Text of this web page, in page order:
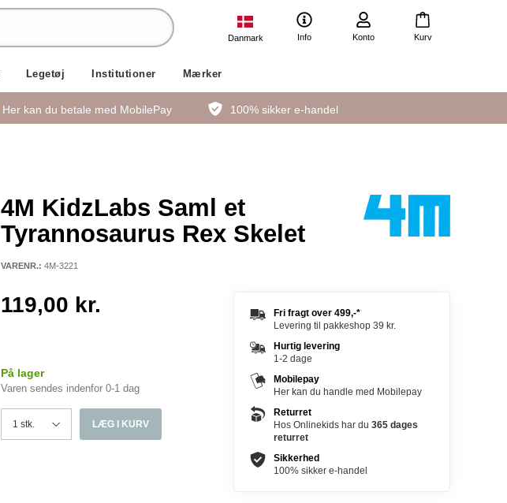
Danmark Info Konto Kurv
Legetøj Institutioner Mærker
Her kan du betale med MobilePay 100% sikker e-handel
4M KidzLabs Saml et
Tyrannosaurus Rex Skelet
VARENR.: 4M-3221
119,00 kr.
På lager
Varen sendes indenfor 0-1 dag
LÆG I KURV
Fri fragt over 499,-*
Levering til pakkeshop 39 kr.
Hurtig levering
1-2 dage
Mobilepay
Her kan du handle med Mobilepay
Returret
Hos Onlinekids har du 365 dages
returret
Sikkerhed
100% sikker e-handel